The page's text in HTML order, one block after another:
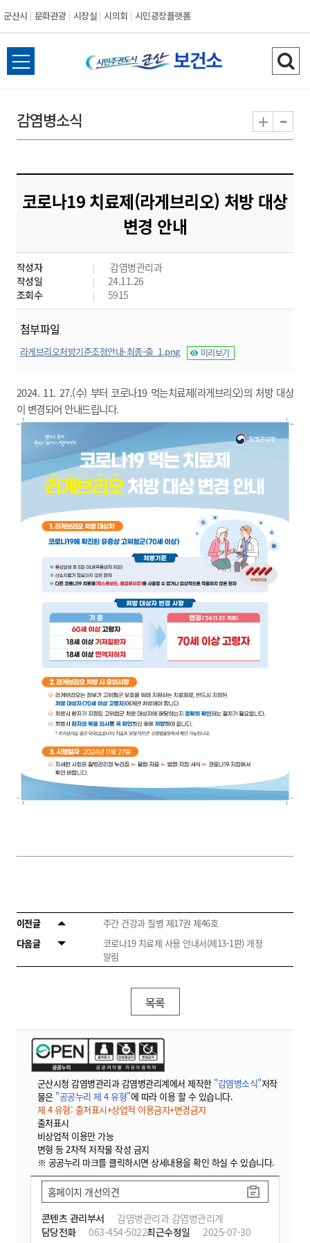
군산시 문화관광 시장실 시의회 시민광장플랫폼
군
산
전
체
뉴
열
검
색
기
감염병소식 + -
코로나19 치료제(라게브리오) 처방 대상
변경 안내
작성자
감염병관리과
작성일
24.11.26
조회수
5915
첨부파일
라게브리오처방기준조정안내-최종-출_1.png 미리보기
2024. 11. 27.(수) 부터 코로나19 먹는치료제(라게브리오)의 처방 대상
이 변경되어 안내드립니다.
이전글
주간 건강과 질병 제17권 제46호
다음글
코로나19 치료제 사용 안내서(제13-1판) 개정
알림
목록
군산시청 감염병관리과 감염병관리계에서 제작한 "감염병소식"저작
물은 "공공누리 제 4 유형"에 따라 이용 할 수 있습니다.
제 4 유형: 출처표시+상업적 이용금지+변경금지
출처표시
비상업적 이용만 가능
변형 등 2차적 저작물 작성 금지
※ 공공누리 마크를 클릭하시면 상세내용을 확인 하실 수 있습니다.
콘텐츠 관리부서
감염병관리과 감염병관리계
담당전화
063-454-5022최근수정일 2025-07-30
홈페이지 개선의견